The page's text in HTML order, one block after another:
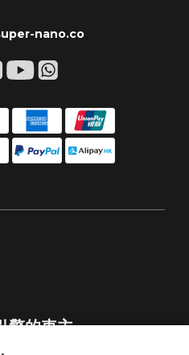
nano.co
擎的車主。